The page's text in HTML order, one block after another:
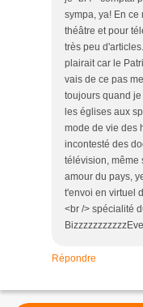
sympa, ya! En
théâtre et pour
très peu
plairait car le
vais de ce pas
toujours quand
les églises aux
mode de vie des
incontesté des
télévision, même
amour du pays,
t'envoi en virtuel
<br /> spécialité
Répondre